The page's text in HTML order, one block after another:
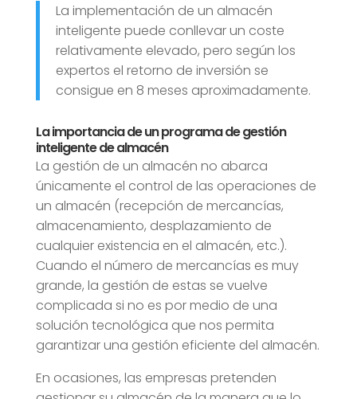
La implementación de un almacén
inteligente puede conllevar un coste
relativamente elevado, pero según los
expertos el retorno de inversión se
consigue en 8 meses aproximadamente.
La importancia de un programa de gestión
inteligente de almacén
La gestión de un almacén no abarca
únicamente el control de las operaciones de
un almacén (recepción de mercancías,
almacenamiento, desplazamiento de
cualquier existencia en el almacén, etc.).
Cuando el número de mercancías es muy
grande, la gestión de estas se vuelve
complicada si no es por medio de una
solución tecnológica que nos permita
garantizar una gestión eficiente del almacén.
En ocasiones, las empresas pretenden